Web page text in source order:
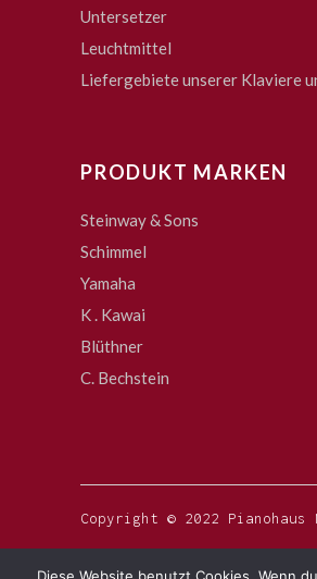
Untersetzer
Leuchtmittel
Liefergebiete unserer Klaviere
PRODUKT MARKEN
Steinway & Sons
Schimmel
Yamaha
K . Kawai
Blüthner
C. Bechstein
Copyright © 2022 Pianohaus